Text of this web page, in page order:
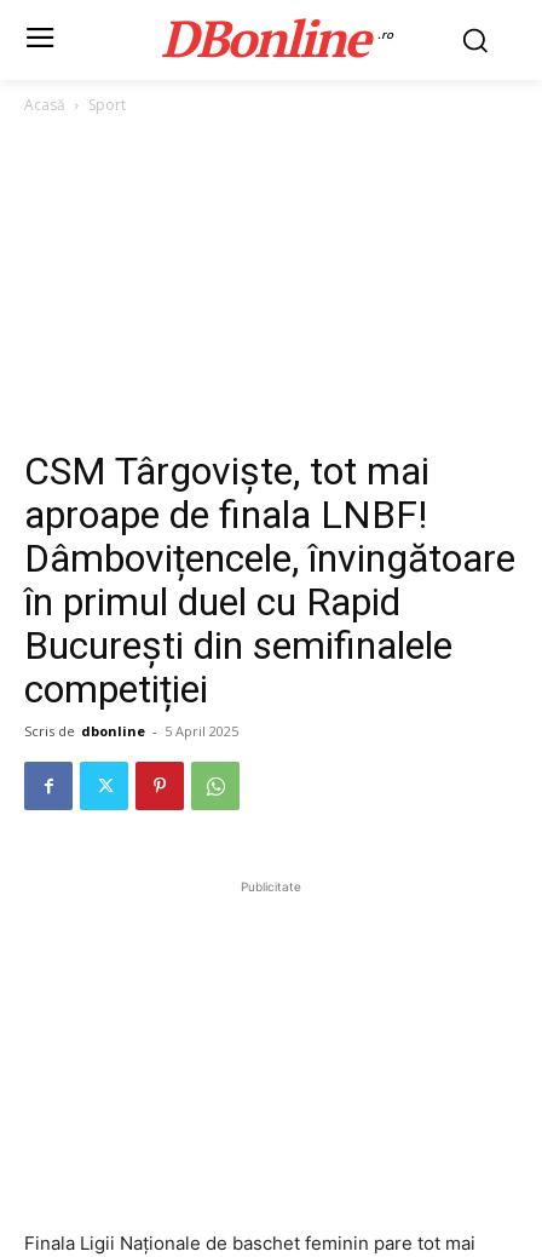
DBonline .ro
Acasă Sport
CSM Târgoviște, tot mai
aproape de finala LNBF!
Dâmbovițencele, învingătoare
în primul duel cu Rapid
București din semifinalele
competiției
Scris de dbonline - 5 April 2025
Publicitate
Finala Ligii Naționale de baschet feminin pare tot mai